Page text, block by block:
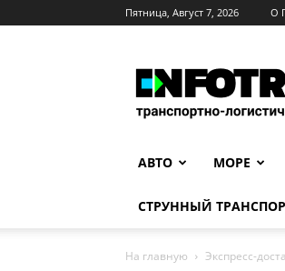
Пятница, Август 7, 2026 О
АВТО МОРЕ
СТРУННЫЙ
На главную Экспресс-